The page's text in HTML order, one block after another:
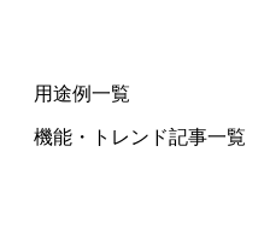
用途例一覧
機能・トレンド記事一覧